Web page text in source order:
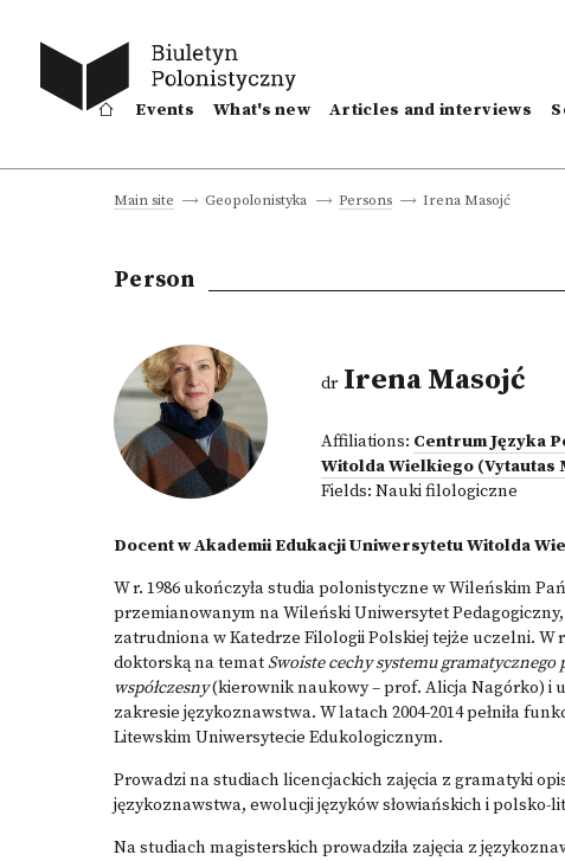
Events What's new Articles and interviews
Main site Geopolonistyka Persons Irena Masojć
Person
drIrena Masojć
Affiliations: Centrum Języka
Witolda Wielkiego (Vytautas
Fields: Nauki filologiczne
Docent w Akademii Edukacji Uniwersytetu Witolda
W r. 1986 ukończyła studia polonistyczne w Wileńskim
przemianowanym na Wileński Uniwersytet
zatrudniona w Katedrze Filologii Polskiej tejże uczelni. W
doktorską na tematSwoiste cechy systemu
współczesny(kierownik naukowy – prof. Alicja Nagórko) i
zakresie językoznawstwa. W latach 2004-2014 pełniła
Litewskim Uniwersytecie Edukologicznym.
Prowadzi na studiach licencjackich zajęcia z gramatyki
językoznawstwa, ewolucji języków słowiańskich i
Na studiach magisterskich prowadziła zajęcia z